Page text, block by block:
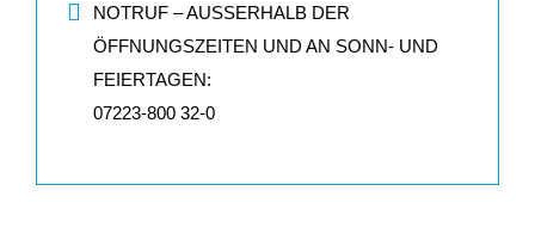
NOTRUF – AUSSERHALB DER Ö
FFNUNGSZEITEN UND AN SONN- UND F
EIERTAGEN:
07223-800 32-0